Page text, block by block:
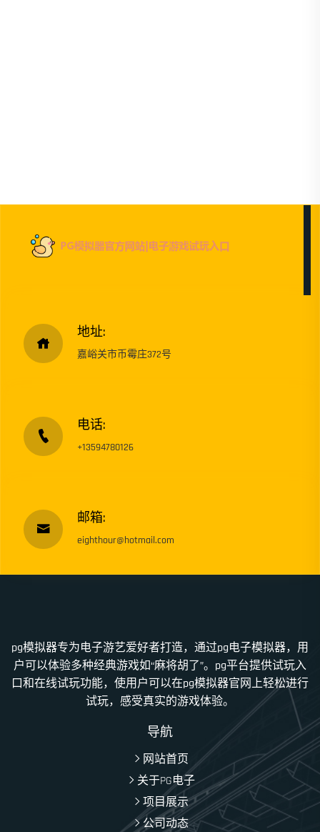
地址:
嘉峪关市币霉庄372号
电话:
+13594780126
邮箱:
eighthour@hotmail.com
pg模拟器专为电子游艺爱好者打造，通过pg电子模拟器，用
户可以体验多种经典游戏如“麻将胡了”。pg平台提供试玩入
口和在线试玩功能，使用户可以在pg模拟器官网上轻松进行
试玩，感受真实的游戏体验。
导航
网站首页
关于PG电子
项目展示
公司动态